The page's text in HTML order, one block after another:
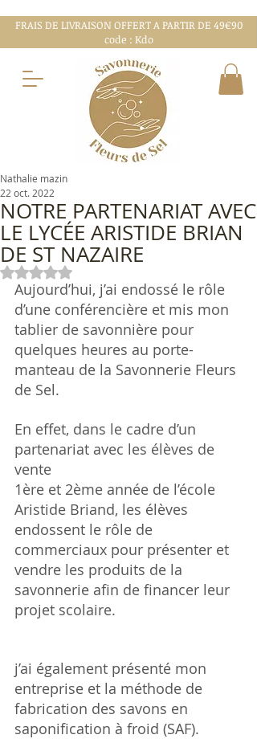
FRAIS DE LIVRAISON OFFERT A PARTIR DE 49€90
code : Kdo
NOTRE PARTENARIAT AVEC
LE LYCÉE ARISTIDE BRIAN
DE ST NAZAIRE
Nathalie mazin
22 oct. 2022
Noté NaN étoiles sur 5.
Aujourd’hui, j’ai endossé le rôle
d’une conférencière et mis mon
tablier de savonnière pour
quelques heures au porte-
manteau de la Savonnerie Fleurs
de Sel.
En effet, dans le cadre d’un
partenariat avec les élèves de
vente
1ère et 2ème année de l’école
Aristide Briand, les élèves
endossent le rôle de
commerciaux pour présenter et
vendre les produits de la
savonnerie afin de financer leur
projet scolaire.
j’ai également présenté mon
entreprise et la méthode de
fabrication des savons en
saponification à froid (SAF).